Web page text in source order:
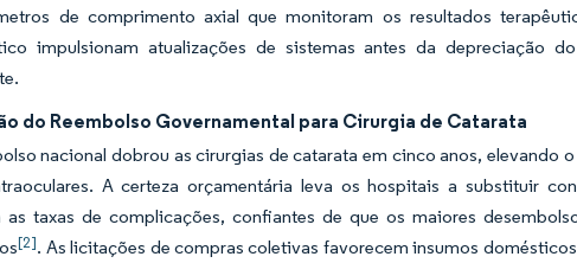
de comprimento axial que monitoram os resultados
impulsionam atualizações de sistemas antes da depreciação
do Reembolso Governamental para Cirurgia de Catarata
nacional dobrou as cirurgias de catarata em cinco anos, elevando
A certeza orçamentária leva os hospitais a substituir
as taxas de complicações, confiantes de que os maiores
[2]. As licitações de compras coletivas favorecem insumos